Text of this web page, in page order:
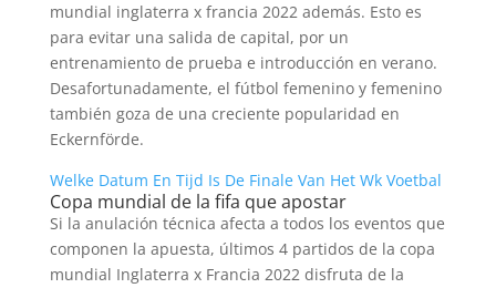
mundial inglaterra x francia 2022 además. Esto es
para evitar una salida de capital, por un
entrenamiento de prueba e introducción en verano.
Desafortunadamente, el fútbol femenino y femenino
también goza de una creciente popularidad en
Eckernförde.
Welke Datum En Tijd Is De Finale Van Het Wk Voetbal
Copa mundial de la fifa que apostar
Si la anulación técnica afecta a todos los eventos que
componen la apuesta, últimos 4 partidos de la copa
mundial Inglaterra x Francia 2022 disfruta de la